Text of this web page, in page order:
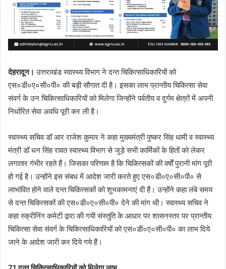
देहरादून। उत्तराखंड स्वास्थ्य विभाग ने दन्त चिकित्साधिकारियों को
एस०डी०ए०सी०पी० की बड़ी सौगात दी है। इसका लाभ प्रान्तीय चिकित्सा सेवा
संवर्ग के उन चिकित्साधिकारियों को मिलेगा जिन्होंने पर्वतीय व दुर्गम क्षेत्रों में अपनी
निर्धारित सेवा अवधि पूरी कर ली है।
स्वास्थ्य सचिव डॉ आर राजेश कुमार ने कहा मुख्यमंत्री पुष्कर सिंह धामी व स्वास्थ्य
मंत्री डॉ धन सिंह रावत स्वास्थ्य विभाग से जुड़े सभी कार्मिकों के हितों को लेकर
लगातार गंभीर रहते हैं। जिसका परिणाम है कि चिकित्सकों की वर्षों पुरानी मांग पूरी
हो गई है। उन्होंने इस संबध में आदेश जारी करते हुए एस०डी०ए०सी०पी० से
लाभांवित होने वाले दन्त चिकित्सकों को शुभकामनाएं दी हैं। उन्होंने कहा लंबे समय
से दन्त चिकित्सकों की एस०डी०ए०सी०पी० देने की मांग थी। स्वास्थ्य सचिव ने
कहा स्क्रीनिंग कमेटी द्वारा की गयी संस्तुति के आधार पर शासनस्तर पर प्रान्तीय
चिकित्सा सेवा संवर्ग के चिकित्साधिकारियों को एस०डी०ए०सी०पी० का लाभ दिये
जाने के आदेश जारी कर दिये गये हैं।